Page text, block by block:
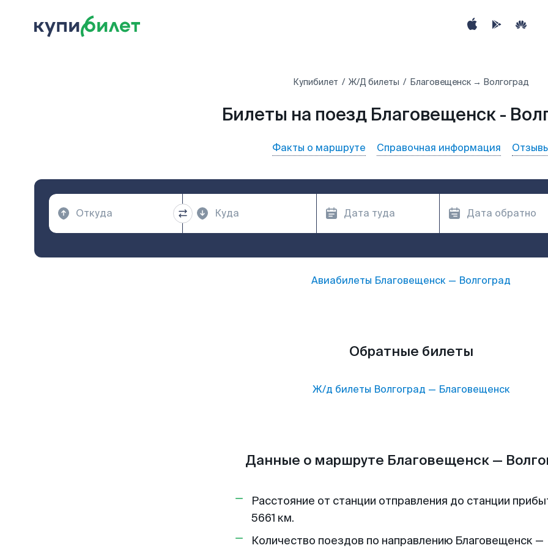
Купибилет Ж/Д билеты Благовещенск → Волгоград
Билеты на поезд Благовещенск -
Факты о маршруте Справочная информация
Авиабилеты Благовещенск — Волгоград
Обратные билеты
Ж/д билеты Волгоград — Благовещенск
Данные о маршруте Благовещенск —
Расстояние от станции отправления до станции
5661 км.
Количество поездов по направлению Благовещенск —